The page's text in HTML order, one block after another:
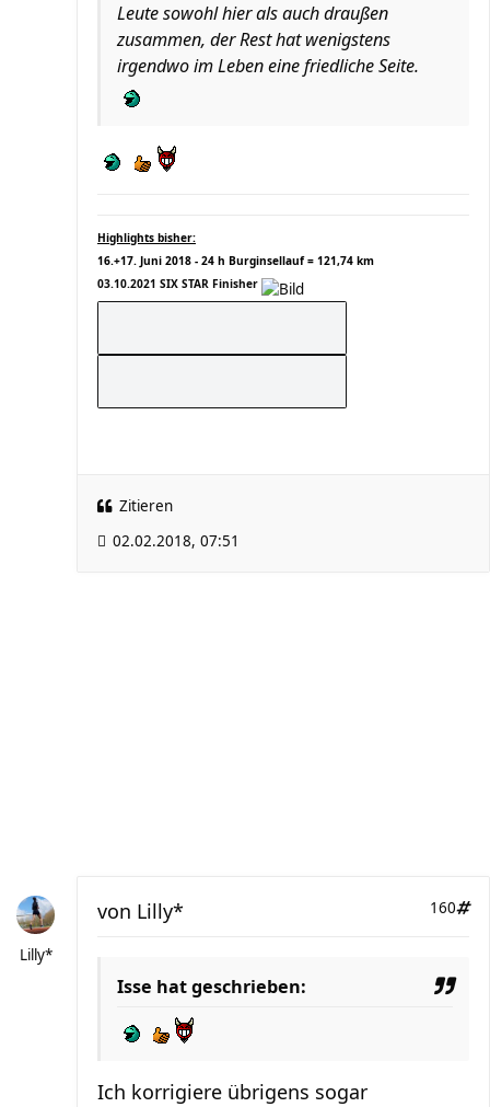
Leute sowohl hier als auch draußen
zusammen, der Rest hat wenigstens
irgendwo im Leben eine friedliche Seite.
Highlights bisher:
16.+17. Juni 2018 - 24 h Burginsellauf = 121,74 km
03.10.2021 SIX STAR Finisher
Zitieren
02.02.2018, 07:51
Lilly*
160
von Lilly*
Isse hat geschrieben:
Ich korrigiere übrigens sogar